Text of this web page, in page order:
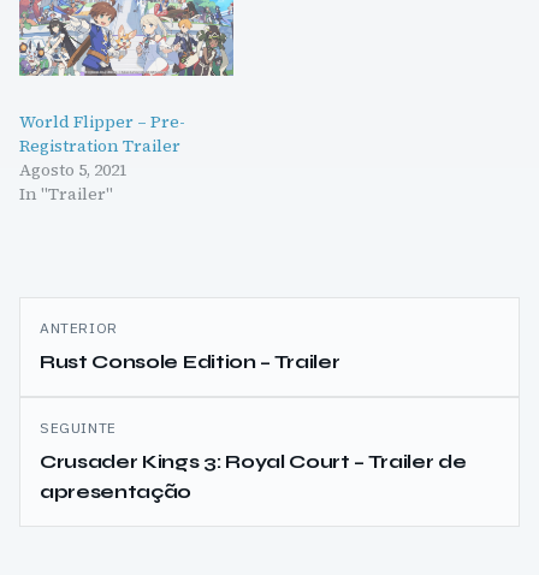
World Flipper – Pre-
Registration Trailer
Agosto 5, 2021
In "Trailer"
Navegação
de
artigos
ANTERIOR
Rust Console Edition – Trailer
SEGUINTE
Crusader Kings 3: Royal Court – Trailer de
apresentação